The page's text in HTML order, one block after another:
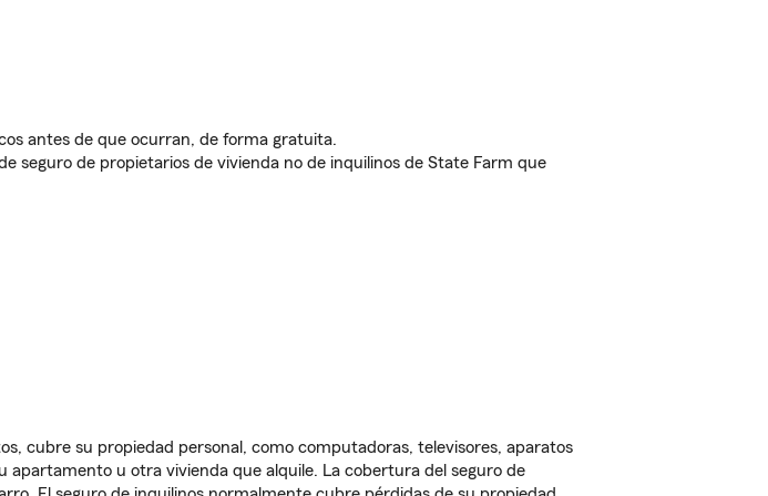
antes de que ocurran, de forma gratuita.
seguro de propietarios de vivienda no de inquilinos de State Farm que
cubre su propiedad personal, como computadoras, televisores, aparatos
u otra vivienda que alquile. La cobertura del seguro de